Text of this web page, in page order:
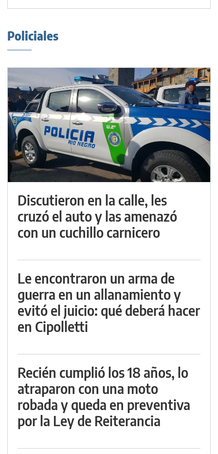
Policiales
Discutieron en la calle, les
cruzó el auto y las amenazó
con un cuchillo carnicero
Le encontraron un arma de
guerra en un allanamiento y
evitó el juicio: qué deberá hacer
en Cipolletti
Recién cumplió los 18 años, lo
atraparon con una moto
robada y queda en preventiva
por la Ley de Reiterancia